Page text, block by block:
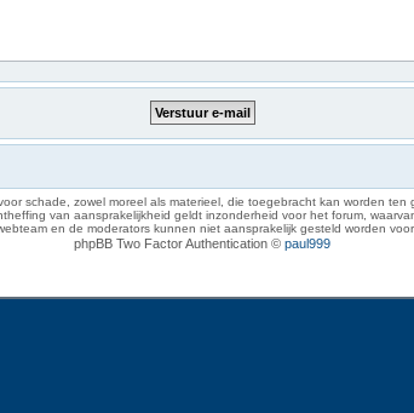
schade, zowel moreel als materieel, die toegebracht kan worden
van aansprakelijkheid geldt inzonderheid voor het forum,
en de moderators kunnen niet aansprakelijk gesteld worden
phpBB Two Factor Authentication © paul999